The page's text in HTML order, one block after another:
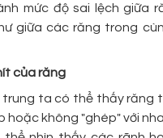
mức độ sai lệch giữa
giữa các răng trong
của răng
trung ta có thể thấy răng
hoặc không "ghép" với